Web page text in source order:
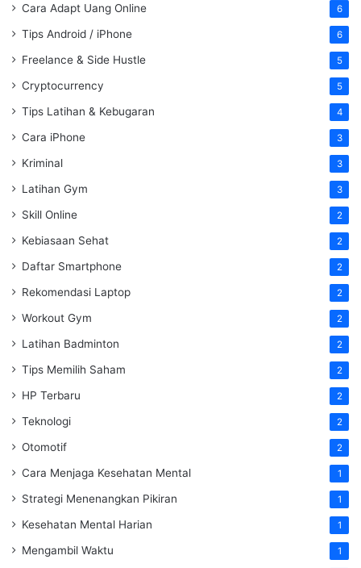
Cara Adapt Uang Online 6
Tips Android / iPhone 6
Freelance & Side Hustle 5
Cryptocurrency 5
Tips Latihan & Kebugaran 4
Cara iPhone 3
Kriminal 3
Latihan Gym 3
Skill Online 2
Kebiasaan Sehat 2
Daftar Smartphone 2
Rekomendasi Laptop 2
Workout Gym 2
Latihan Badminton 2
Tips Memilih Saham 2
HP Terbaru 2
Teknologi 2
Otomotif 2
Cara Menjaga Kesehatan Mental 1
Strategi Menenangkan Pikiran 1
Kesehatan Mental Harian 1
Mengambil Waktu 1